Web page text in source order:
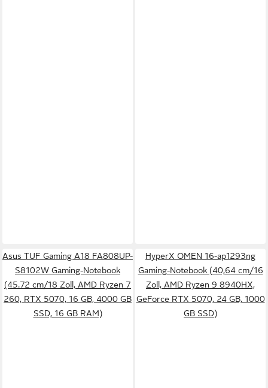
Asus TUF Gaming A18 FA808UP-
S8102W Gaming-Notebook
(45.72 cm/18 Zoll, AMD Ryzen 7
260, RTX 5070, 16 GB, 4000 GB
SSD, 16 GB RAM)
HyperX OMEN 16-ap1293ng
Gaming-Notebook (40,64 cm/16
Zoll, AMD Ryzen 9 8940HX,
GeForce RTX 5070, 24 GB, 1000
GB SSD)